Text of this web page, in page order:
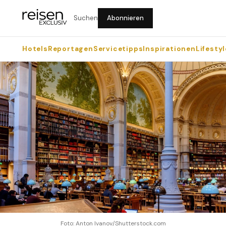
Suchen Abonnieren
HotelsReportagenServicetippsInspirationen
Foto: Anton Ivanov/Shutterstock.com